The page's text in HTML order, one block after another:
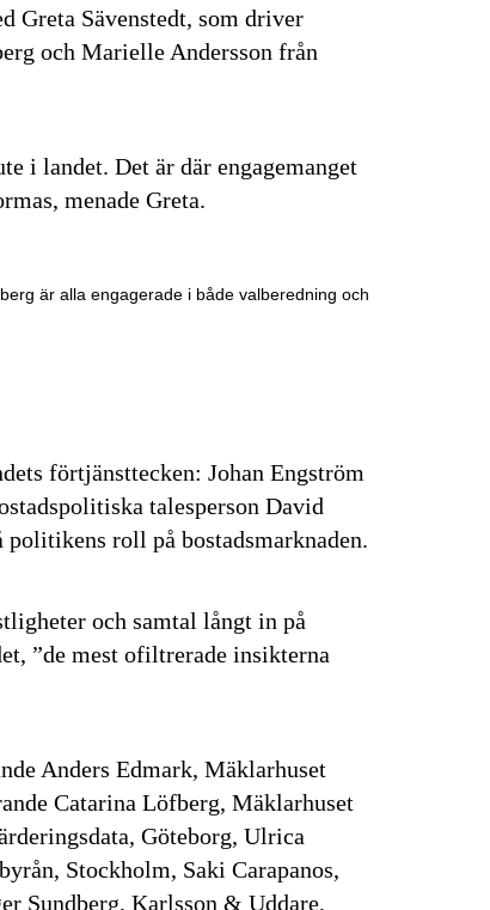
Greta Sävenstedt, som driver
och Marielle Andersson från
i landet. Det är där engagemanget
menade Greta.
är alla engagerade i både valberedning och
förtjänsttecken: Johan Engström
talesperson David
roll på bostadsmarknaden.
och samtal långt in på
”de mest ofiltrerade insikterna
Anders Edmark, Mäklarhuset
Catarina Löfberg, Mäklarhuset
Göteborg, Ulrica
Stockholm, Saki Carapanos,
Sundberg, Karlsson & Uddare,